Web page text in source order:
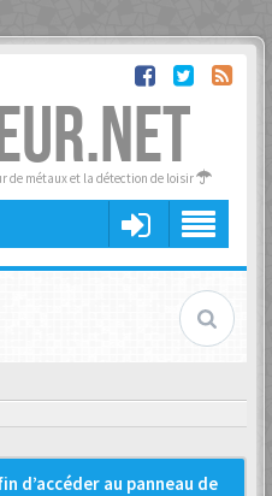
de métaux et la détection de loisir
d’accéder au panneau de